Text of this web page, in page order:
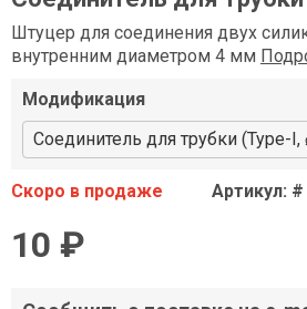
Штуцер для соединения двух
внутренним диаметром 4 мм
Модификация
Соединитель для трубки (Type-
Скоро в продаже Артикул: #
10 ₽